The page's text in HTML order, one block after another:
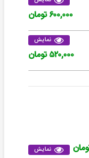
۶۰۰,۰۰۰ تومان
نمایش
۵۲۰,۰۰۰ تومان
نمایش